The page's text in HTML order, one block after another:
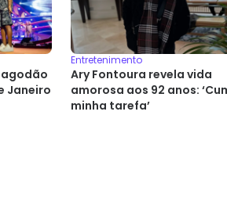
Janeiro
Entretenimento
Ary Fontoura revela vida
amorosa aos 92 anos:
minha tarefa’